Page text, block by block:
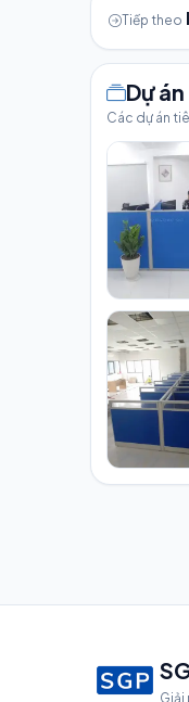
Tiếp theo
Dự
Các dự án
Giải